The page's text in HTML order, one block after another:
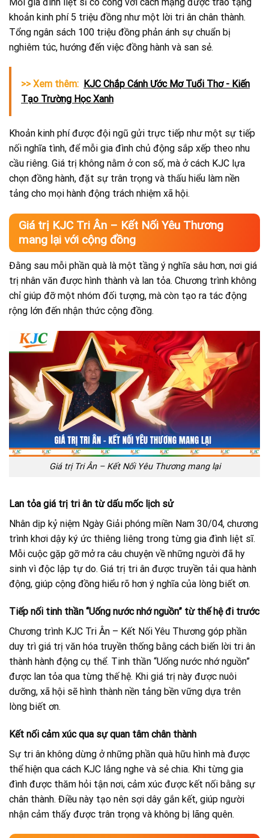
khoản kinh phí 5 triệu đồng như một lời tri ân chân thành.
Tổng ngân sách 100 triệu đồng phản ánh sự chuẩn bị
nghiêm túc, hướng đến việc đồng hành và san sẻ.
>> Xem thêm: KJC Chắp Cánh Ước Mơ Tuổi Thơ - Kiến
Tạo Trường Học Xanh
Khoản kinh phí được đội ngũ gửi trực tiếp như một sự tiếp
nối nghĩa tình, để mỗi gia đình chủ động sắp xếp theo nhu
cầu riêng. Giá trị không nằm ở con số, mà ở cách KJC lựa
chọn đồng hành, đặt sự trân trọng và thấu hiểu làm nền
tảng cho mọi hành động trách nhiệm xã hội.
Giá trị KJC Tri Ân – Kết Nối Yêu Thương
mang lại với cộng đồng
Đằng sau mỗi phần quà là một tầng ý nghĩa sâu hơn, nơi giá
trị nhân văn được hình thành và lan tỏa. Chương trình không
chỉ giúp đỡ một nhóm đối tượng, mà còn tạo ra tác động
rộng lớn đến nhận thức cộng đồng.
Giá trị Tri Ân – Kết Nối Yêu Thương mang lại
Lan tỏa giá trị tri ân từ dấu mốc lịch sử
Nhân dịp kỷ niệm Ngày Giải phóng miền Nam 30/04, chương
trình khơi dậy ký ức thiêng liêng trong từng gia đình liệt sĩ.
Mỗi cuộc gặp gỡ mở ra câu chuyện về những người đã hy
sinh vì độc lập tự do. Giá trị tri ân được truyền tải qua hành
động, giúp cộng đồng hiểu rõ hơn ý nghĩa của lòng biết ơn.
Tiếp nối tinh thần “Uống nước nhớ nguồn” từ thế hệ đi trước
Chương trình KJC Tri Ân – Kết Nối Yêu Thương góp phần
duy trì giá trị văn hóa truyền thống bằng cách biến lời tri ân
thành hành động cụ thể. Tinh thần “Uống nước nhớ nguồn”
được lan tỏa qua từng thế hệ. Khi giá trị này được nuôi
dưỡng, xã hội sẽ hình thành nền tảng bền vững dựa trên
lòng biết ơn.
Kết nối cảm xúc qua sự quan tâm chân thành
Sự tri ân không dừng ở những phần quà hữu hình mà được
thể hiện qua cách KJC lắng nghe và sẻ chia. Khi từng gia
đình được thăm hỏi tận nơi, cảm xúc được kết nối bằng sự
chân thành. Điều này tạo nên sợi dây gắn kết, giúp người
nhận cảm thấy được trân trọng và không bị lãng quên.